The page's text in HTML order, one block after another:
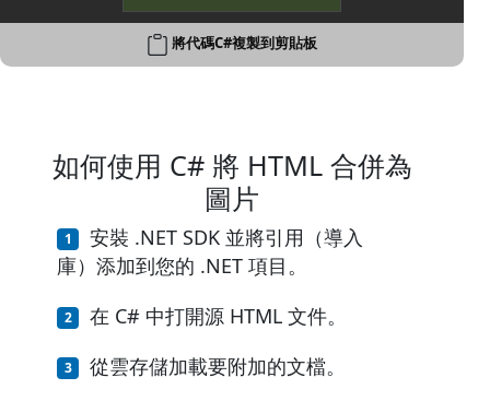
將代碼C#複製到剪貼板
如何使用 C# 將 HTML 合併為
圖片
安裝 .NET SDK 並將引用（導入
庫）添加到您的 .NET 項目。
在 C# 中打開源 HTML 文件。
從雲存儲加載要附加的文檔。